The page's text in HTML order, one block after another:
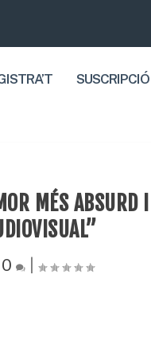
MÉS ABSURD I
0 |